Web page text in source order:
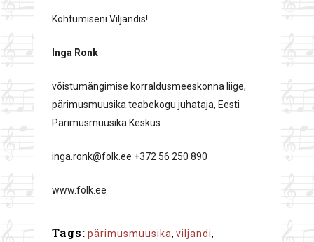
Kohtumiseni Viljandis!
Inga Ronk
võistumängimise korraldusmeeskonna liige,
pärimusmuusika teabekogu juhataja, Eesti
Pärimusmuusika Keskus
inga.ronk@folk.ee +372 56 250 890
www.folk.ee
Tags: pärimusmuusika, viljandi,